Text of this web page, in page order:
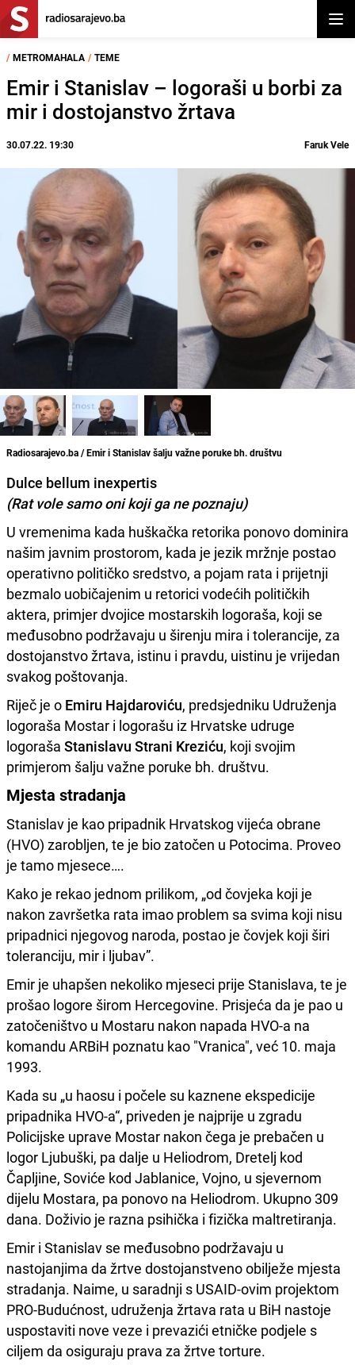
/ METROMAHALA / TEME
Emir i Stanislav – logoraši u borbi za
mir i dostojanstvo žrtava
30.07.22. 19:30 Faruk Vele
Radiosarajevo.ba / Emir i Stanislav šalju važne poruke bh. društvu
Dulce bellum inexpertis
(Rat vole samo oni koji ga ne poznaju)
U vremenima kada huškačka retorika ponovo dominira
našim javnim prostorom, kada je jezik mržnje postao
operativno političko sredstvo, a pojam rata i prijetnji
bezmalo uobičajenim u retorici vodećih političkih
aktera, primjer dvojice mostarskih logoraša, koji se
međusobno podržavaju u širenju mira i tolerancije, za
dostojanstvo žrtava, istinu i pravdu, uistinu je vrijedan
svakog poštovanja.
Riječ je o Emiru Hajdaroviću, predsjedniku Udruženja
logoraša Mostar i logorašu iz Hrvatske udruge
logoraša Stanislavu Strani Kreziću, koji svojim
primjerom šalju važne poruke bh. društvu.
Mjesta stradanja
Stanislav je kao pripadnik Hrvatskog vijeća obrane
(HVO) zarobljen, te je bio zatočen u Potocima. Proveo
je tamo mjesece….
Kako je rekao jednom prilikom, „od čovjeka koji je
nakon završetka rata imao problem sa svima koji nisu
pripadnici njegovog naroda, postao je čovjek koji širi
toleranciju, mir i ljubav”.
Emir je uhapšen nekoliko mjeseci prije Stanislava, te je
prošao logore širom Hercegovine. Prisjeća da je pao u
zatočeništvo u Mostaru nakon napada HVO-a na
komandu ARBiH poznatu kao "Vranica", već 10. maja
1993.
Kada su „u haosu i počele su kaznene ekspedicije
pripadnika HVO-a“, priveden je najprije u zgradu
Policijske uprave Mostar nakon čega je prebačen u
logor Ljubuški, pa dalje u Heliodrom, Dretelj kod
Čapljine, Soviće kod Jablanice, Vojno, u sjevernom
dijelu Mostara, pa ponovo na Heliodrom. Ukupno 309
dana. Doživio je razna psihička i fizička maltretiranja.
Emir i Stanislav se međusobno podržavaju u
nastojanjima da žrtve dostojanstveno obilježe mjesta
stradanja. Naime, u saradnji s USAID-ovim projektom
PRO-Budućnost, udruženja žrtava rata u BiH nastoje
uspostaviti nove veze i prevazići etničke podjele s
ciljem da osiguraju prava za žrtve torture.